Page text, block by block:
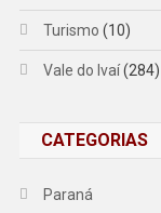
Turismo (10)
Vale do Ivaí(284)
CATEGORIAS
Paraná